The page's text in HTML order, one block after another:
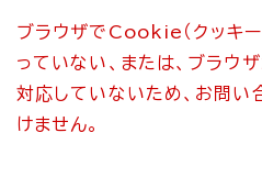
す
ブラウザでCookie（クッキ
っていない、または、ブラウ
対応していないため、お問い
けません。